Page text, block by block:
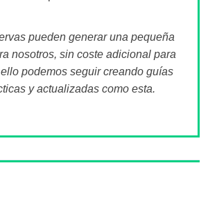
pueden generar una pequeña
nosotros, sin coste adicional para
podemos seguir creando guías
y actualizadas como esta.